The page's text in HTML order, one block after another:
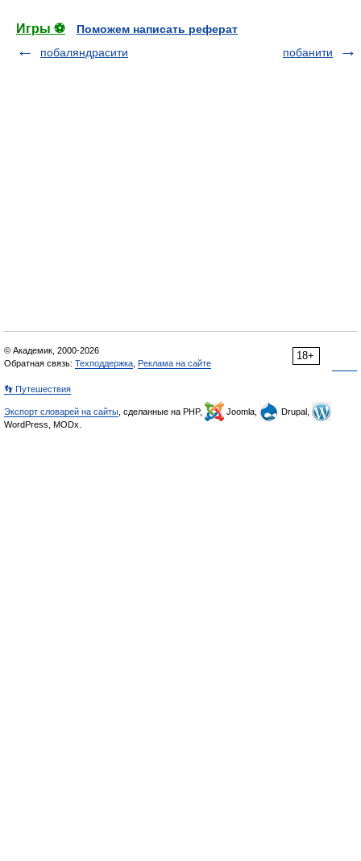
Игры ⚽
Поможем написать реферат
побаляндрасити
побанити
18+
© Академик, 2000-2026
Обратная связь: Техподдержка Реклама на сайте
👣 Путешествия
Экспорт словарей на сайты , сделанные на PHP, Joomla,
Drupal,
WordPress, MODx.